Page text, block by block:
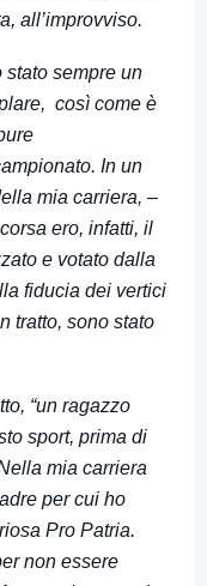
all’improvviso.
sempre un
così come è
In un
mia carriera, –
ero, infatti, il
e votato dalla
fiducia dei vertici
tratto, sono stato
“un ragazzo
sport, prima di
mia carriera
per cui ho
Pro Patria.
non essere